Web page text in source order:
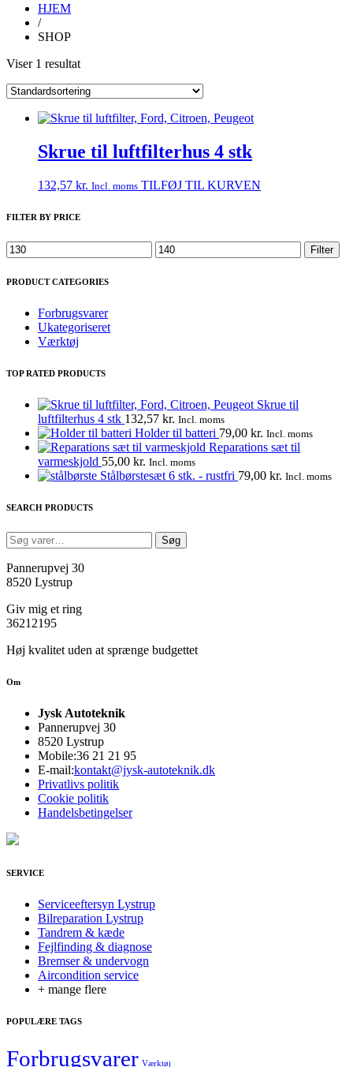
HJEM
/
SHOP
Viser 1 resultat
Skrue til luftfilterhus 4 stk
132,57 kr. Incl. moms TILFØJ TIL KURVEN
FILTER BY PRICE
Mindste
pris
Højeste
pris
Filter
PRODUCT CATEGORIES
Forbrugsvarer
Ukategoriseret
Værktøj
TOP RATED PRODUCTS
Skrue til
luftfilterhus 4 stk 132,57 kr. Incl. moms
Holder til batteri 79,00 kr. Incl. moms
Reparations sæt til
varmeskjold 55,00 kr. Incl. moms
Stålbørstesæt 6 stk. - rustfri 79,00 kr. Incl. moms
SEARCH PRODUCTS
Søg
efter:
Søg
Pannerupvej 30
8520 Lystrup
Giv mig et ring
36212195
Høj kvalitet uden at sprænge budgettet
Om
Jysk Autoteknik
Pannerupvej 30
8520 Lystrup
Mobile:36 21 21 95
E-mail:kontakt@jysk-autoteknik.dk
Privatlivs politik
Cookie politik
Handelsbetingelser
SERVICE
Serviceeftersyn Lystrup
Bilreparation Lystrup
Tandrem & kæde
Fejlfinding & diagnose
Bremser & undervogn
Aircondition service
+ mange flere
POPULÆRE TAGS
Forbrugsvarer Værktøj